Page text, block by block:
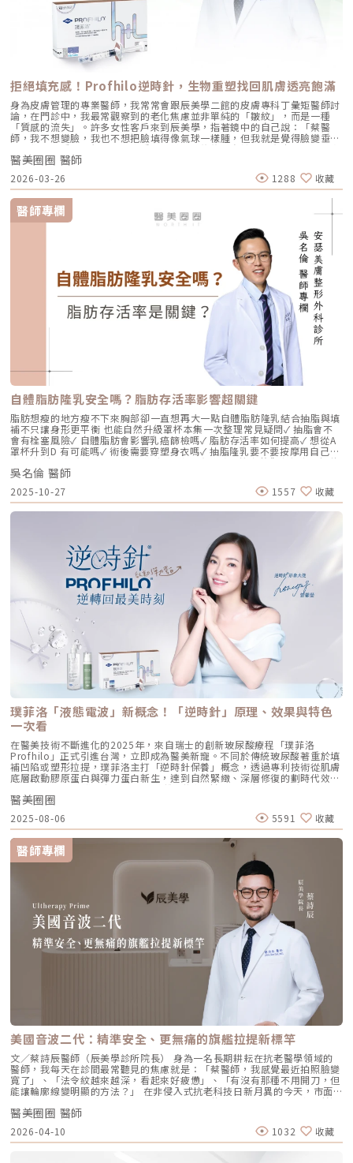
拒絕填充感！Profhilo逆時針，生物重塑找回肌膚透亮飽滿
身為皮膚管理的專業醫師，我常常會跟辰美學二館的皮膚專科丁彙矩醫師討
論，在門診中，我最常觀察到的老化焦慮並非單純的「皺紋」，而是一種
「質感的流失」。許多女性客戶來到辰美學，指著鏡中的自己說：「蔡醫
師，我不想變臉，我也不想把臉填得像氣球一樣腫，但我就是覺得臉變垂
了、乾了，看起來很累。」這種「累感」，往往來自於肌膚真皮層結構的崩
解。過去我們習慣用玻尿酸去「填補」凹陷，或是用電音波去「緊緻」皮
表，但在這兩者之間，其實存在著一個關鍵的空白區：生物重塑（Bio-
Remodeling）。這就是為什麼我對 Profhilo 逆時針（俗稱：璞菲洛）情
有獨鍾的原因。一、 重新定義抗老：為什麼妳需要的是「重塑」而非「填
充」？在深入了解 Profhilo逆時針 之前，我們必須先釐清肌膚老化的本
質。肌膚的年輕度由真皮層的三大支柱決定：水份、膠原蛋白
（Collagen）以及彈力蛋白（Elastin）。多數人對膠原蛋白耳熟能詳，它
就像建築物的「鋼筋水泥」，負責撐起皮膚的厚度與體積；然而，讓肌膚在
做表情後能迅速回彈、維持組織張力的關鍵，其實是彈力蛋白。彈力蛋白就
像支撐鋼筋的「橡皮筋」，不幸的是，人體在青春期過後，彈力蛋白的合成
速度就會大幅下降。當彈力蛋白流失，肌膚就會像失去彈性的鬆緊帶，出現
細紋、毛孔粗大、甚至是難以處理的「鬆弛型下垂」。傳統玻尿酸屬於「填
充型」，主要目的是增加體積（Volumizing），如果過度施打，容易造成
面部僵硬或「醫美臉」。而 Profhilo 逆時針的誕生，是為了從細胞底層進
行「修復與重塑」，讓皮膚自己找回年輕時的彈性。二、 Profhilo 逆時針
的科學核心：NAHYCO™ 專利技術Profhilo逆時針來自瑞士著名的 IBSA 製
藥集團。身為專業醫師，我非常看重產品的「純淨度」與「穩定性」。
Profhilo 之所以能在國際醫美界佔有一席之地，在於其革命性的
NAHYCO™ 專利熱融合技術。1. 醫學界的「純淨」突破：無化學交聯劑一
般玻尿酸為了維持在體內的時間，必須添加化學交聯劑（如 BDDE）。雖然
這在合法範圍內是安全的，但對於過敏體質或追求極致天然的客戶來說，仍
存在延遲性發炎的風險。Profhilo逆時針 透過精確的加熱與降溫製程，讓
高分子與低分子玻尿酸產生自然的氫鍵鍵結，完全不含 BDDE。這意味著它
具備極高的「生物相容性」，注射後能與人體組織完美融合。2. 高低分子玻
尿酸的「黃金比例」Profhilo 含有目前市面上極高濃度的玻尿酸
（64mg/2ml），它結合了： 高分子量玻尿酸（H-HA）：提供穩定的物理
支撐與深層鎖水，改善鬆弛。 低分子量玻尿酸（L-HA）：作為傳遞信號的
分子，直接活化真皮層內的纖維母細胞，誘導膠原蛋白與彈力蛋白新生。這
種「1+1 > 2」的協同作用，讓 Profhilo 在進入皮膚後，能像液態電波一
樣迅速擴散，全面性地改善膚質。三、 3 種細胞與 5 種蛋白：解開「液態
電波」的逆齡關鍵在辰美學的診間，我常跟客戶解釋，Profhilo 就像是為
肌膚施加了一種「啟動指令」。它不僅僅是補水，而是啟動了「3+5 逆齡機
制」： 活化 3 種關鍵細胞： 纖維母細胞：這是皮膚的「膠原工廠」。 角質
胞：幫助恢復皮下組織的飽滿感，減緩隨著年齡增長的皮下萎縮。 啟動 5
種關鍵結構蛋白：包括 I 型、III 型、IV 型、VII 型膠原蛋白以及最關鍵的彈
力蛋白。這種全方位的重塑效果，能讓下顎線變清晰，讓細紋從底層淡化。
這就是為什麼它被暱稱為「液態電波」。電波是靠「熱能」刺激新生，而
Profhilo 是靠「生物分子信號」啟動新生。對於皮膚薄、怕痛或不適合高
能量儀器的客戶來說，這是一個非常理想的選擇。四、 蔡醫師的精準美
學：BAP 五點拉提點位解析施打 Profhilo 是一門藝術。我們採用國際標準
的 BAP（Bio Aesthetic Points）五點拉提打法，這五個點是避開重要血
管、精準對準臉部支撐結構的黃金位置： [1] 顴骨高點： 位於顴骨最突出的
地方，需離眼睛外側至少 2 公分。能像掛鉤一樣，為中臉提供向上向外的支
撐力。 [2] 鼻翼與瞳孔垂直線交界： 在鼻翼與耳廓之間畫出水平線，再從瞳
孔中線畫垂直線，兩線交交叉處作為注射點。能有效改善法令紋，飽滿面中
部。 [3] 耳廓下前緣： 位於耳廓下緣的前方約 1 公分處。是收緊臉部外側
輪廓、強化下頷線條的關鍵。 [4] 下頷嘴角交界： 在下巴中軸線的三分之一
處畫垂直線，再向唇角方向移動 1.5 公分。可以修飾木偶紋，改善嘴角下
垂。 [5] 下顎角前緣： 位於下顎角前側約 1 公分處。幫助拉緊腮幫子多餘
的鬆弛組織，讓下顎線條清晰。五、 哪些部位最適合 Profhilo 逆時針？
Profhilo 逆時針之所以能成為抗老界的寵兒，不僅是因為它的成分純淨，
更因為它解決了傳統醫美難以觸及的「盲區」。它不靠體積填充，而是透過
「液態拉皮」的概念，從根本提升肌膚彈性。以下四個部位是我在臨床運用
中最推薦的：1. 臉部液態拉皮：BAP 五點精準誘導這是 Profhilo 的核心應
用。與傳統玻尿酸增加臉部「厚重感」或「體積支撐」的邏輯完全不同，
Profhilo 本質上是液態拉皮。我們採用國際標準的 BAP（Bio Aesthetic
的黃金位置： 顴骨高點：啟動中臉肌膚的生物重塑，優化張力。 鼻翼瞳孔
交界：透過提升肌膚彈力，自然弱化法令紋的視覺感。 耳廓下前緣：強化
臉部外側緊緻度，讓輪廓不再鬆垮。 下頷嘴角交界：改善嘴角周圍的鬆
弛，恢復皮膚原有的拉力。 下顎角前緣：誘導彈力蛋白新生，收緊下頷邊
緣的曲線。這五個點位並非用來「填充凹陷」，而是作為信號啟動點，讓玻
尿酸在皮下如水幕般擴散，誘導彈力蛋白大量新生，像是在皮下植入了一層
隱形的「彈力網」，讓下顎線與中臉自然回歸緊緻狀態。2. 火雞頸與橫向頸
紋：修復彈力纖維的救星頸部皮膚極薄，且缺乏支撐結構，老化多半是因為
彈力纖維斷裂。傳統填充型玻尿酸因為有化學交聯，施打後容易因重力或皮
膚過薄而產生凸起（毛毛蟲現象）。Profhilo 具備極佳的流動性，能均勻
滲透進頸部真皮層，不是填平皺紋，而是從底層重塑頸部肌膚的厚度與張
力，是目前改善頸部質感的首選。3. 手背（雞爪手）：重建真皮層的緊實度
雙手最容易因彈力蛋白流失而顯得乾癟、血管明顯。Profhilo 透過「非填
充」的方式，啟動手背肌膚的自我修復機制。它不僅是補水，更是透過生物
重塑增加組織的彈性與結構感，讓手背肌膚恢復細緻平滑，找回如少女般優
雅的肌膚張力。4. 口周細紋：自然軟化而不僵硬對於愛笑或年長客戶常見的
唇周紋，若使用傳統填充物，常會因為增加了體積而讓表情變得僵硬。
Profhilo 透過液態拉皮的原理，在不改變五官比例的前提下，誘導唇周肌
膚新生彈力蛋白，從底層「軟化」細小紋路，讓整個人看起來更加柔和、自
然。六、 蔡醫師的診間建議：如何規劃妳的「逆時針」計畫？在辰美學，
我們追求的是「長效且細膩」的美，而非瞬間的煙火式改變。針對初次接觸
Profhilo 逆時針 的客戶，我通常會建議以「週期性重塑」的方式來規劃妳
的專屬美學地圖：1. 基礎療程：建議至少進行 2 至 3 次為了達到最佳的彈
力蛋白新生與肌底環境優化，單次施打僅是啟動信號，完整的重塑需要時間
堆疊： 啟動期（第 1 次與第 2 次）： 建議間隔 1 個月施打。這兩次密集的
治療能確保高濃度玻尿酸在真皮層內建立穩固的擴散網絡，全面活化纖維母
細胞。 強化期（第 2 次與第 3 次）： 建議間隔3到6個月進行第三次施打。
這是一個關鍵的鞏固點，能延續細胞的再生信號，讓拉皮效果更具層次感。
維持期： 經過這 3 次完整的週期療程後，肌膚的緊緻度與細緻質感通常可
以維持九個月左右的時間。2.術後照護：輕盈無負擔的修復由於 Profhilo
是極高純度的玻尿酸且不含化學交聯劑，術後反應極輕。只需在 24 小時內
避免劇烈運動與高溫環境（如溫泉、蒸氣室、高溫瑜伽），其餘日常生活、
上妝均不受影響，非常適合行程滿檔的都會女性。結語：美，是找回妳原本
醫美圈圈 醫師
2026-03-26 1288 收藏
醫師專欄
自體脂肪隆乳安全嗎？脂肪存活率影響超關鍵
脂肪想瘦的地方瘦不下來胸部卻一直想再大一點自體脂肪隆乳結合抽脂與填
補不只讓身形更平衡 也能自然升級罩杯本集一次整理常見疑問✓ 抽脂會不
會有栓塞風險✓ 自體脂肪會影響乳癌篩檢嗎✓ 脂肪存活率如何提高✓ 想從A
罩杯升到D 有可能嗎✓ 術後需要穿塑身衣嗎✓ 抽脂隆乳要不要按摩用自己的
脂肪 打造柔軟真實的胸型適合誰 怎麼做 最有效將給妳完整觀念與安心評估
依據重點摘要：0:00 #她說他說0:40 #自體脂肪隆乳v.s.#假體隆乳 想要哪
一樣？1:02 關於手術安全性 #自體隆乳2:12 不同的抽脂方式 #脂肪存活率
會一樣嗎？3:16 關於抽脂安全 #脂肪栓塞問題 ？4:09 關於手術安全性 #矽
膠隆乳相關影片：• 罩杯升級前必看，自體脂肪豐胸解析！ EP20• 男生
女乳好尷尬，胸部困擾的隱藏原因你有嗎？ EP24• 抽就對了？抽脂局部雕
@aclinichttps://lin.ee/zGPja49▼詢問整形大小事https://answer-
clinic.com/▼詢問皮膚大小事https://answer-skin.com/▼詢問變美大小
事https://answer-skincare.com/安瑟美膚整形外科診所
FBhttps://www.facebook.com/AnswerClinic安瑟美膚整形外科診所
IGhttps://www.instagram.com/aclinic.group/吳名倫醫師：Dr.Allen 整
形醫美體塑學苑https://www.facebook.com/drallenbody吳名倫醫師
IGhttps://www.instagram.com/psdr_allen/安瑟美膚整形外科診所地
址：臺北市大安區安和路一段113號2樓之1電話：（02）7709-9398
吳名倫 醫師
2025-10-27 1557 收藏
璞菲洛「液態電波」新概念！「逆時針」原理、效果與特色
一次看
在醫美技術不斷進化的2025年，來自瑞士的創新玻尿酸療程「璞菲洛
Profhilo」正式引進台灣，立即成為醫美新寵。不同於傳統玻尿酸著重於填
補凹陷或塑形拉提，璞菲洛主打「逆時針保養」概念，透過專利技術從肌膚
底層啟動膠原蛋白與彈力蛋白新生，達到自然緊緻、深層修復的劃時代效
果。 Profhilo更邀請郭台銘夫人曾馨瑩擔任形象大使，迅速成為市場焦
點。我們將帶你全面認識這項創新療程，從作用原理、五大特色到適合對象
與常見問題，一次搞懂「逆時針玻尿酸」的魅力！ 璞菲洛Profhilo是什
麼？ 璞菲洛是一項注射型玻尿酸產品，由瑞士IBSA研發，正式名稱為「高
低分子玻尿酸皮下植入劑」，在台灣獲得衛福部核准，俗稱為「逆時針」。
與傳統玻尿酸不同，璞菲洛不以填補凹陷為目的，而是透過生物重塑（bio-
remodeling）方式，喚醒肌膚自身的修復機能，促進膠原蛋白和彈力蛋白
的生成，達到自然緊緻與改善膚質的效果。璞菲洛Profhilo的五大特色璞菲
洛之所以能引發醫美界關注，主要在於它與傳統玻尿酸有著本質上的不同，
透過獨特技術從根本上改善肌膚狀態。以下是璞菲洛最突出的五大特色：1.
獨特「生物重塑」機制：啟動膠原與彈力蛋白再生璞菲洛的核心技術採用專
利高、低分子量玻尿酸複合配方，在不添加交聯劑的情況下，能刺激皮膚深
層的纖維母細胞、角質細胞和脂肪細胞，促使膠原蛋白和彈力蛋白大量新
生，從源頭改善肌膚鬆弛與老化問題。2. 全面改善膚況：不只填補，更提升
整體膚質有別於傳統玻尿酸的局部填充，璞菲洛注射後會均勻擴散至皮膚的
真皮層與皮下組織。這使得它能全面性地改善肌膚，包括： 提升肌膚緊實
度與彈性 深層補水、改善乾燥與粗糙 減少細紋、改善膚色不均3. 自然柔和
的效果：告別「饅化臉」璞菲洛的質地較輕盈、流動性高，主要作用提升肌
膚本身的飽滿度與光澤，而不是增加額外體積。因此，能帶來自然、柔和的
改善效果，避免了傳統填充劑可能導致的僵硬或「饅化」現象，讓你看起來
就像是膚況變好了，而不是動了手腳。4. 獨創 BAP 五點注射技術：療程更
舒適、更快速採用獨家的 BAP (Bio Aesthetic Points) 五點注射技術。醫師
只需在臉部兩側各選擇五個精準的生物美學點進行注射，就能讓玻尿酸均勻
擴散至全臉。這大大減少了注射的針數和疼痛感，也降低了術後瘀青和腫脹
的機率，讓療程更加舒適、快速。5. 高濃度、不含交聯劑：安全性高、低發
炎風險以高濃度玻尿酸為主要成分，且製程中不使用任何化學交聯劑，能有
效降低注射後的發炎反應與過敏風險。同時，也經過多項國際認證，確保了
產品的純淨與安全性。逆時針（Profhilo） vs. 傳統玻尿酸比較 療程名稱
逆時針 (Profhilo) 傳統玻尿酸填充劑 主要功能 「生物重塑」(Bio-
remodeling)， 刺激膠原蛋白和彈力蛋白再生，從根本改善膚質 「填充」
和「支撐」， 用於填補凹陷、雕塑輪廓 成分組成 專利技術結合高低分子玻
尿酸， 64mg/2ml 高濃度，無交聯劑 玻尿酸會添加交聯劑，以增加黏度和
支撐力， 能維持體積不被快速分解 作用機制 注射後會均勻擴散至皮膚深
醫美圈圈
2025-08-06 5591 收藏
醫師專欄
美國音波二代：精準安全、更無痛的旗艦拉提新標竿
文／蔡詩辰醫師（辰美學診所院長） 身為一名長期耕耘在抗老醫學領域的
醫師，我每天在診間最常聽見的焦慮就是：「蔡醫師，我感覺最近拍照臉變
寬了」、「法令紋越來越深，看起來好疲憊」、「有沒有那種不用開刀，但
能讓輪廓線變明顯的方法？」 在非侵入式抗老科技日新月異的今天，市面
上的音波儀器琳瑯滿目。但每當病患詢問我最信任哪一台儀器時，我的首選
始終是 Ultherapy 美國音波。而在 2026 年的現在，隨著 Ultherapy
Prime（美音二代） 的問世，醫美界正式進入了「精準醫療」的新紀元。這
篇文章，我將以專業醫師的角度，深度拆解為什麼美音二代會成為我臨床治
療的核心，以及它如何重新定義抗老的黃金標準。一、 為什麼「看得到」
醫美圈圈 醫師
2026-04-10 1032 收藏